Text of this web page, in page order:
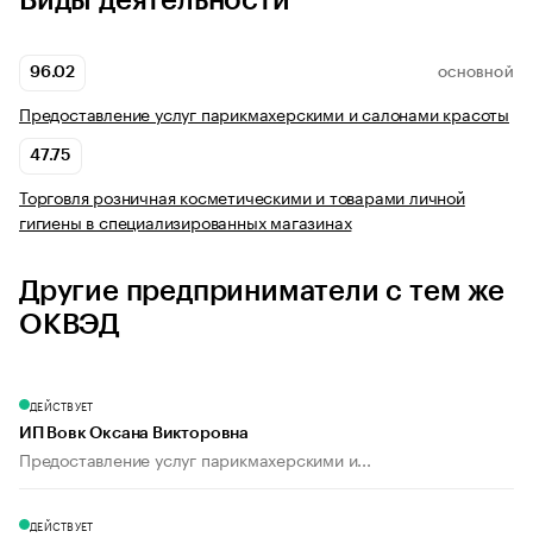
96.02 ОСНОВНОЙ
Предоставление услуг парикмахерскими и салонами красоты
47.75
Торговля розничная косметическими и товарами личной
гигиены в специализированных магазинах
Другие предприниматели с тем же
ОКВЭД
ДЕЙСТВУЕТ
ИП Вовк Оксана Викторовна
Предоставление услуг парикмахерскими и...
ДЕЙСТВУЕТ